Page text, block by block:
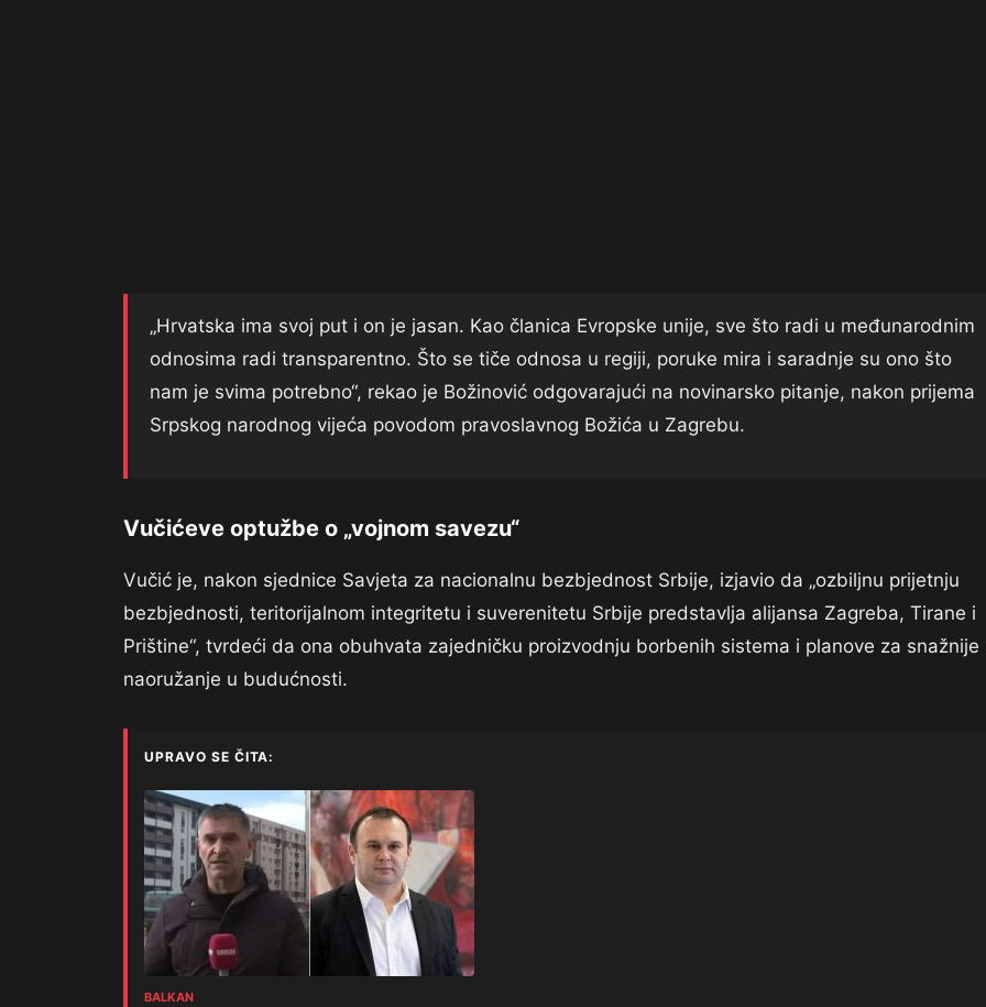
„Hrvatska ima svoj put i on je jasan. Kao članica Evropske unije, sve što radi u međunarodnim
odnosima radi transparentno. Što se tiče odnosa u regiji, poruke mira i saradnje su ono što
nam je svima potrebno“, rekao je Božinović odgovarajući na novinarsko pitanje, nakon prijema
Srpskog narodnog vijeća povodom pravoslavnog Božića u Zagrebu.
Vučićeve optužbe o „vojnom savezu“
Vučić je, nakon sjednice Savjeta za nacionalnu bezbjednost Srbije, izjavio da „ozbiljnu prijetnju
bezbjednosti, teritorijalnom integritetu i suverenitetu Srbije predstavlja alijansa Zagreba, Tirane i
Prištine“, tvrdeći da ona obuhvata zajedničku proizvodnju borbenih sistema i planove za snažnije
naoružanje u budućnosti.
UPRAVO SE ČITA:
BALKAN